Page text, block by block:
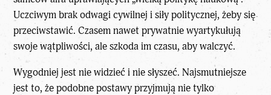
Uczciwym brak odwagi cywilnej i siły politycznej, żeby się
przeciwstawić. Czasem nawet prywatnie wyartykułują
swoje wątpliwości, ale szkoda im czasu, aby walczyć.
Wygodniej jest nie widzieć i nie słyszeć. Najsmutniejsze
jest to, że podobne postawy przyjmują nie tylko